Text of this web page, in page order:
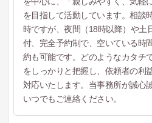
を目指して活動しています。相談
時ですが、夜間（18時以降）や土
付、完全予約制で、空いている時
約も可能です。どのようなカタチ
をしっかりと把握し、依頼者の利
対応いたします。当事務所が誠心
いつでもご連絡ください。